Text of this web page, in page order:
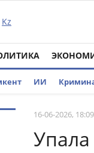
Kz
ИИ
16-06-2026, 18:09
Упала